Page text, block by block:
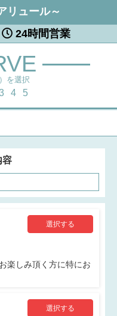
リュール～
24時間営業
を選択
4 5
容
選択する
楽しみ頂く方に特にお
選択する